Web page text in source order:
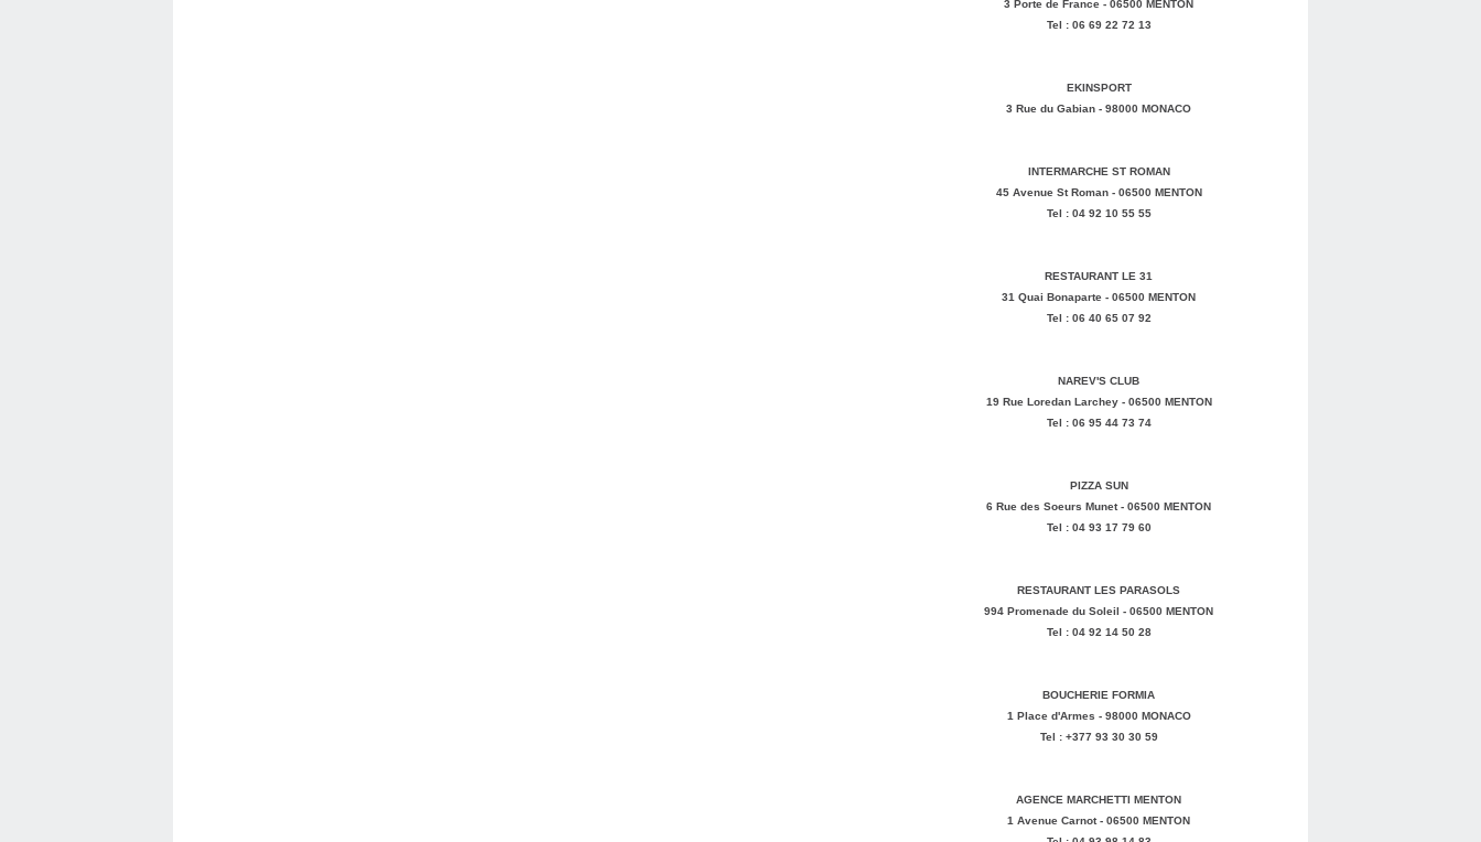
3 Porte de France - 06500 MENTON
Tel : 06 69 22 72 13
EKINSPORT
3 Rue du Gabian - 98000 MONACO
INTERMARCHE ST ROMAN
45 Avenue St Roman - 06500 MENTON
Tel : 04 92 10 55 55
RESTAURANT LE 31
31 Quai Bonaparte - 06500 MENTON
Tel : 06 40 65 07 92
NAREV'S CLUB
19 Rue Loredan Larchey - 06500 MENTON
Tel : 06 95 44 73 74
PIZZA SUN
6 Rue des Soeurs Munet - 06500 MENTON
Tel : 04 93 17 79 60
RESTAURANT LES PARASOLS
994 Promenade du Soleil - 06500 MENTON
Tel : 04 92 14 50 28
BOUCHERIE FORMIA
1 Place d'Armes - 98000 MONACO
Tel : +377 93 30 30 59
AGENCE MARCHETTI MENTON
1 Avenue Carnot - 06500 MENTON